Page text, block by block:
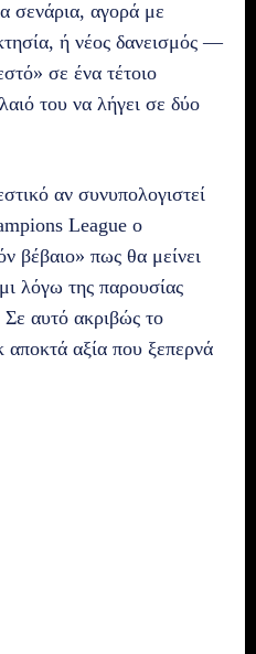
σενάρια, αγορά με
ή νέος δανεισμός —
σε ένα τέτοιο
του να λήγει σε δύο
αν συνυπολογιστεί
League ο
βέβαιο» πως θα μείνει
λόγω της παρουσίας
αυτό ακριβώς το
αξία που ξεπερνά